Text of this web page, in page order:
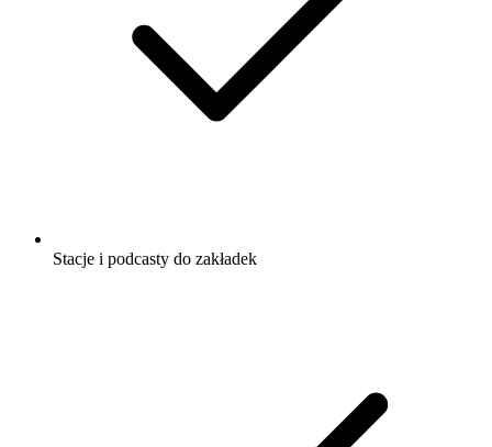
Stacje i podcasty do zakładek